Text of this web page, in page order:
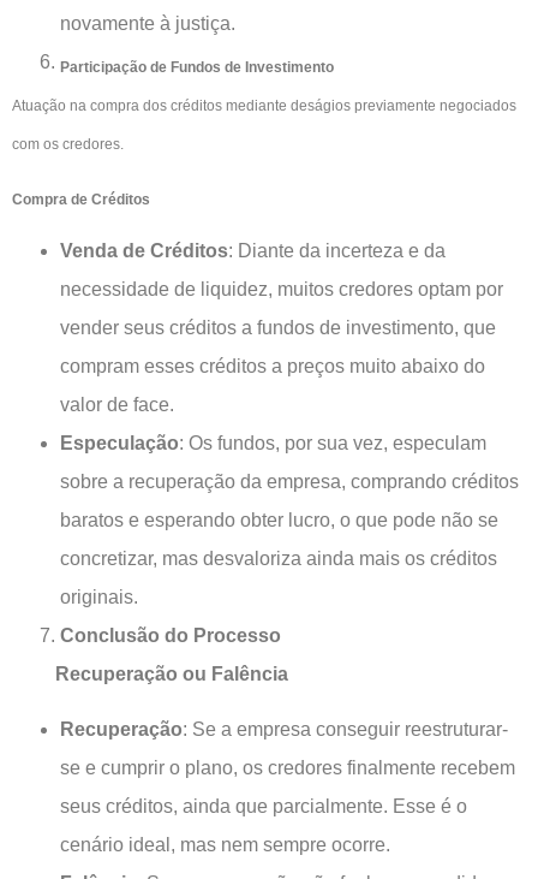
novamente à justiça.
Participação de Fundos de Investimento
Atuação na compra dos créditos mediante deságios previamente negociados
com os credores.
Compra de Créditos
Venda de Créditos: Diante da incerteza e da
necessidade de liquidez, muitos credores optam por
vender seus créditos a fundos de investimento, que
compram esses créditos a preços muito abaixo do
valor de face.
Especulação: Os fundos, por sua vez, especulam
sobre a recuperação da empresa, comprando créditos
baratos e esperando obter lucro, o que pode não se
concretizar, mas desvaloriza ainda mais os créditos
originais.
Conclusão do Processo
Recuperação ou Falência
Recuperação: Se a empresa conseguir reestruturar-
se e cumprir o plano, os credores finalmente recebem
seus créditos, ainda que parcialmente. Esse é o
cenário ideal, mas nem sempre ocorre.